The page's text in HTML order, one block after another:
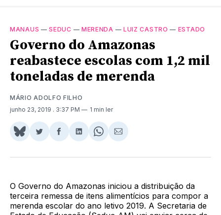
MANAUS —SEDUC — MERENDA — LUIZ CASTRO — ESTADO
Governo do Amazonas
reabastece escolas com 1,2 mil
toneladas de merenda
MÁRIO ADOLFO FILHO
junho 23, 2019 . 3:37 PM 1 min ler
Share
BlueSky
Compartilhar
Twitter
Compartilhar
Facebook
Compartilhar
LinkedIn
Share
WhatsApp
Compartilhar
Email
O Governo do Amazonas iniciou a distribuição da
terceira remessa de itens alimentícios para compor a
merenda escolar do ano letivo 2019. A Secretaria de